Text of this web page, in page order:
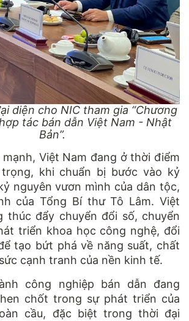
diện cho NIC tham gia “Chương
tác bán dẫn Việt Nam - Nhật
Bản”.
mạnh, Việt Nam đang ở thời điểm
khi chuẩn bị bước vào kỷ
nguyên vươn mình của dân tộc,
của Tổng Bí thư Tô Lâm. Việt
thúc đẩy chuyển đổi số, chuyển
triển khoa học công nghệ, đổi
tạo bứt phá về năng suất, chất
cạnh tranh của nền kinh tế.
công nghiệp bán dẫn đang
chốt trong sự phát triển của
cầu, đặc biệt trong thời đại